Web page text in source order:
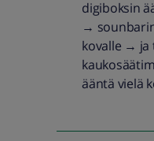
digiboksin
→
kovalle → ja
ääntä vielä